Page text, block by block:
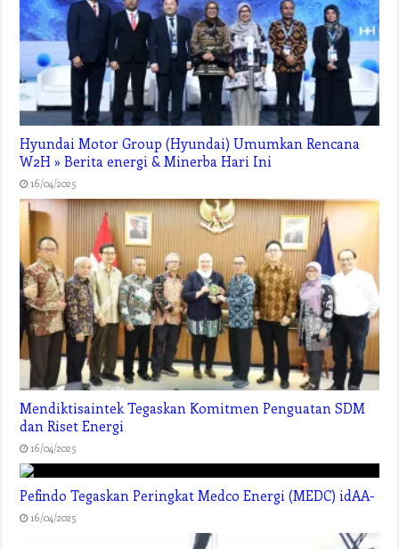
Hyundai Motor Group (Hyundai) Umumkan Rencana
W2H » Berita energi & Minerba Hari Ini
16/04/2025
Mendiktisaintek Tegaskan Komitmen Penguatan SDM
dan Riset Energi
16/04/2025
Pefindo Tegaskan Peringkat Medco Energi (MEDC) idAA-
16/04/2025